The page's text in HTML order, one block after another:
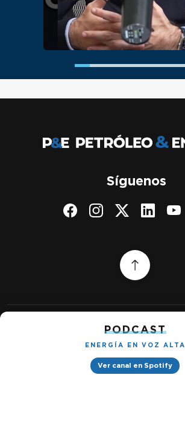
PODCAST
ENERGÍA EN VOZ ALTA
Ver canal en Spotify
Síguenos
Política de privacidad